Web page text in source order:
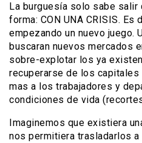
La burguesía solo sabe salir
forma: CON UNA CRISIS.
empezando un nuevo juego.
buscaran nuevos mercados
sobre-explotar los ya
recuperarse de los
mas a los trabajadores y
condiciones de vida
Imaginemos que existiera
nos permitiera trasladarlos a